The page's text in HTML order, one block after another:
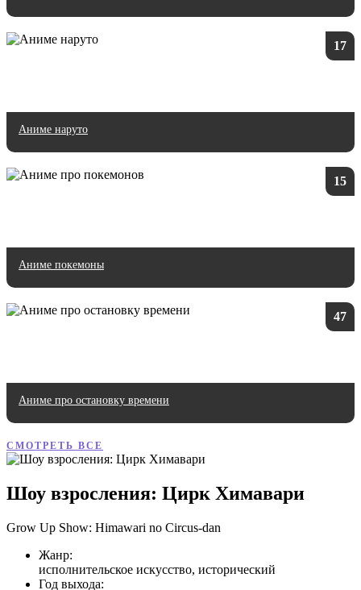
17
Аниме наруто
15
Аниме покемоны
47
Аниме про остановку времени
СМОТРЕТЬ ВСЕ
Шоу взросления: Цирк Химавари
Grow Up Show: Himawari no Circus-dan
Жанр:
исполнительское искусство, исторический
Год выхода: